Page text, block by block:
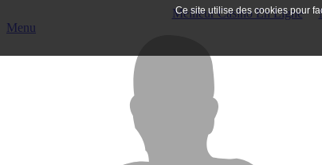
Meilleur Casino En Ligne
Menu
Ce site utilise des cookies pour